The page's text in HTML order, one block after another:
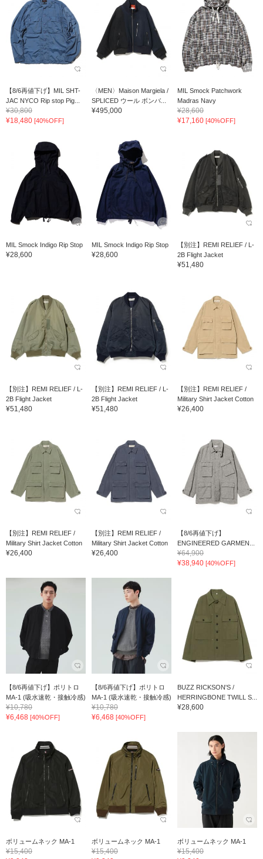
【8/6再値下げ】MIL SHT-
JAC NYCO Rip stop Pig...
¥30,800
¥18,480 [40%OFF]
〈MEN〉Maison Margiela /
SPLICED ウール ボンバ...
¥495,000
MIL Smock Patchwork
Madras Navy
¥28,600
¥17,160 [40%OFF]
MIL Smock Indigo Rip Stop
¥28,600
MIL Smock Indigo Rip Stop
¥28,600
【別注】REMI RELIEF / L-
2B Flight Jacket
¥51,480
【別注】REMI RELIEF / L-
2B Flight Jacket
¥51,480
【別注】REMI RELIEF / L-
2B Flight Jacket
¥51,480
【別注】REMI RELIEF /
Military Shirt Jacket Cotton
¥26,400
【別注】REMI RELIEF /
Military Shirt Jacket Cotton
¥26,400
【別注】REMI RELIEF /
Military Shirt Jacket Cotton
¥26,400
【8/6再値下げ】
ENGINEERED GARMEN...
¥64,900
¥38,940 [40%OFF]
【8/6再値下げ】ポリトロ
MA-1 (吸水速乾・接触冷感)
¥10,780
¥6,468 [40%OFF]
【8/6再値下げ】ポリトロ
MA-1 (吸水速乾・接触冷感)
¥10,780
¥6,468 [40%OFF]
BUZZ RICKSON'S /
HERRINGBONE TWILL S...
¥28,600
ボリュームネック MA-1
¥15,400
ボリュームネック MA-1
¥15,400
ボリュームネック MA-1
¥15,400